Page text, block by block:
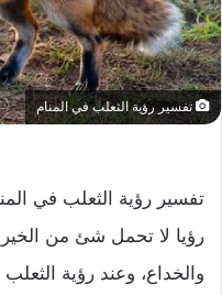
تفسير رؤية الثعلب في المنام
تفسير رؤية الثعلب في
رؤيا لا تحمل شئ من
والخداع، وعند رؤية